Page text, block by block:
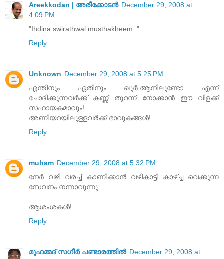
Areekkodan | അരീക്കോടന്‍ December 29, 2008 at
4:09 PM
"Ihdina swirathwal musthakheem.."
Reply
Unknown December 29, 2008 at 5:25 PM
എന്തിനും ഏതിനും ഖുർ.ആനിലുണ്ടോ എന്ന്
ചോദിക്കുന്നവർക്ക്‌ കണ്ണ്‌ തുറന്ന് നോക്കാൻ ഈ വിളക്ക്‌
സഹായകമാവും!
അണിയറയിലുള്ളവർക്ക്‌ ഭാവുകങ്ങൾ!
Reply
muham December 29, 2008 at 5:32 PM
നേർ വഴി വരച്ച്‌ കാണിക്കാൻ വഴികാട്ടി കാഴ്ച്ച വെക്കുന്ന
സേവനം നന്നാവുന്നു.
ആശംശകൾ!
Reply
മുഹമ്മദ്‌ സഗീർ പണ്ടാരത്തിൽ December 29, 2008 at